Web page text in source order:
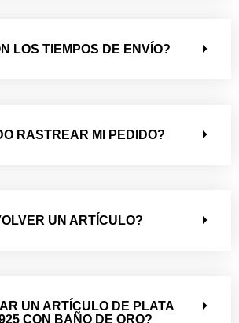
LOS TIEMPOS DE ENVÍO?
RASTREAR MI PEDIDO?
UN ARTÍCULO?
UN ARTÍCULO DE PLATA
CON BAÑO DE ORO?